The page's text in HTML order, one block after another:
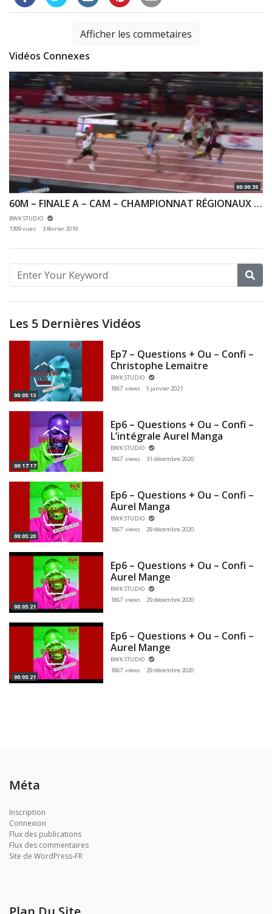
Afficher les commetaires
Vidéos Connexes
00:00:35
60M – FINALE A – CAM – CHAMPIONNAT RÉGIONAUX CA & JU 27/01/2019 – BERCY
BWK STUDIO
1399 vues
3 février 2019
Les 5 Dernières Vidéos
00:05:13
Ep7 – Questions + Ou – Confi –
Christophe Lemaitre
BWK STUDIO
1867 views
5 janvier 2021
00:17:17
Ep6 – Questions + Ou – Confi –
L’intégrale Aurel Manga
BWK STUDIO
1867 views
31 décembre 2020
00:05:20
Ep6 – Questions + Ou – Confi –
Aurel Manga
BWK STUDIO
1867 views
29 décembre 2020
00:05:21
Ep6 – Questions + Ou – Confi –
Aurel Mange
BWK STUDIO
1867 views
29 décembre 2020
00:05:21
Ep6 – Questions + Ou – Confi –
Aurel Mange
BWK STUDIO
1867 views
29 décembre 2020
Méta
Inscription
Connexion
Flux des publications
Flux des commentaires
Site de WordPress-FR